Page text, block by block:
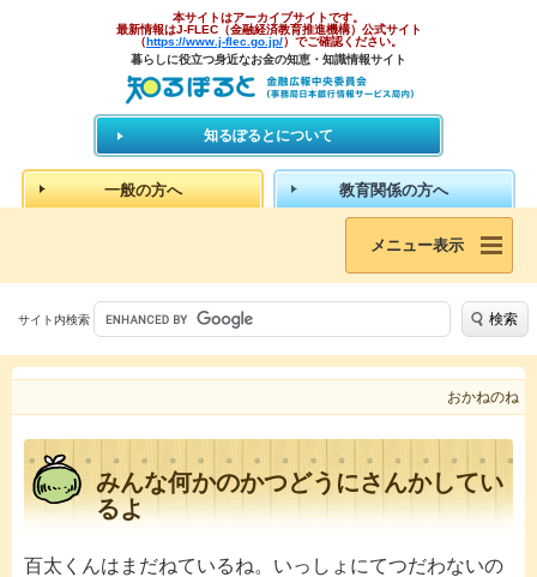
本サイトはアーカイブサイトです。
最新情報はJ-FLEC（金融経済教育推進機構）公式サイト
（https://www.j-flec.go.jp/）でご確認ください。
暮らしに役立つ身近なお金の知恵・知識情報サイト
知るぽるとについて
一般の方へ 教育関係の方へ
メニュー表示
サイト内検索 検索
おかねのね
みんな何かのかつどうにさんかしてい
るよ
百太くんはまだねているね。いっしょにてつだわないの